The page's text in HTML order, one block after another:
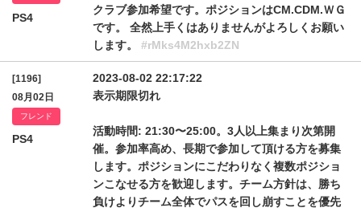
PS4
クラブ参加希望です。ポジションはCM.CDM.ＷＧ
です。 全然上手くはありませんがよろしくお願い
します。 #rMks4M2hxb2ZN
[1196]
08月02日
フレンド
PS4
2023-08-02 22:17:22
表示期限切れ
活動時間: 21:30〜25:00。3人以上集まり次第開
催。参加率高め、長期で参加して頂ける方を募集
します。ポジションにこだわりなく複数ポジショ
ンこなせる方を歓迎します。チーム方針は、勝ち
負けよりチーム全体でパスを回し崩すことを優先